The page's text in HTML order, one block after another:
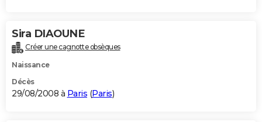
Sira DIAOUNE
Créer une cagnotte obsèques
Naissance
Décès
29/08/2008 à Paris (Paris)